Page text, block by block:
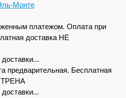
Монте
платежом. Оплата при
доставка НЕ
предварительная. Бесплатная